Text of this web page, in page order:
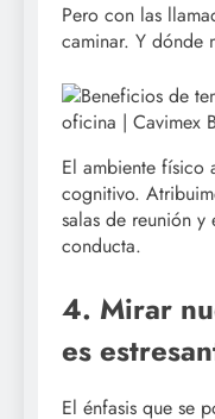
Pero con las
caminar. Y dónde
El ambiente físico
cognitivo.
salas de reunión y
conducta.
4. Mirar
es
El énfasis que se